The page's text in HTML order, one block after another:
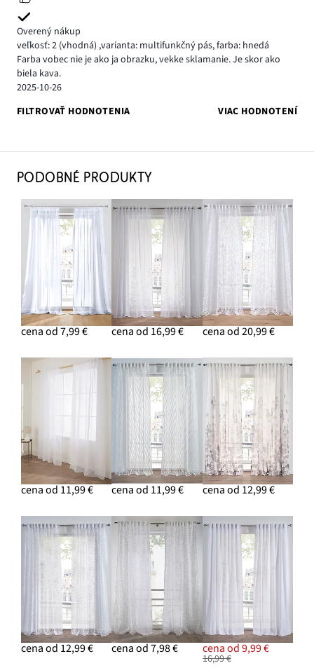
Overený nákup
veľkosť: 2 (vhodná) ,varianta: multifunkčný pás,farba: hnedá
Farba vobec nie je ako ja obrazku, vekke sklamanie. Je skor ako
biela kava.
2025-10-26
FILTROVAŤ HODNOTENIA
VIAC HODNOTENÍ
PODOBNÉ PRODUKTY
cena od 7,99 € cena od 16,99 € cena od 20,99 €
cena od 11,99 € cena od 11,99 € cena od 12,99 €
cena od 12,99 € cena od 7,98 € cena od 9,99 €
16,99 €